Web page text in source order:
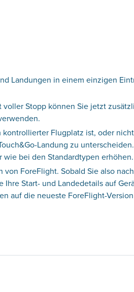
Landungen in einem einzigen
Stopp können Sie jetzt
Flugplatz ist, oder
Landung zu
bei den Standardtypen erhöhen.
ForeFlight. Sobald Sie also
Start- und Landedetails auf
auf die neueste ForeFlight-